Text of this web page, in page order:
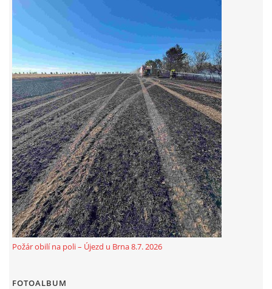
KALENDÁŘ SDH
© 2026 eStránky.cz |Aktualizováno: 5. 8. 2026
Požár obilí na poli – Újezd u Brna 8.7. 2026
FOTOALBUM